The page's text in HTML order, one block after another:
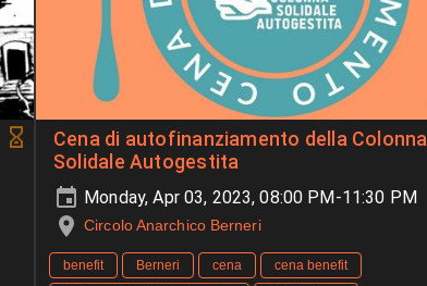
Cena di autofinanziamento della Colonna
Solidale Autogestita
Monday, Apr 03, 2023, 08:00 PM-11:30 PM
Circolo Anarchico Berneri
benefit Berneri cena
cena benefit